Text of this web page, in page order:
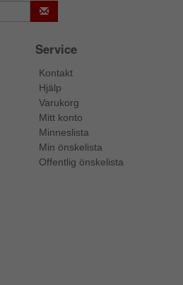
Service
Kontakt
Hjälp
Varukorg
Mitt konto
Minneslista
Min önskelista
Offentlig önskelista